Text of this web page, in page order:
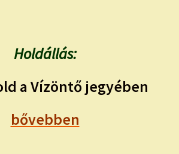
Holdállás:
a Vízöntő jegyében
bővebben